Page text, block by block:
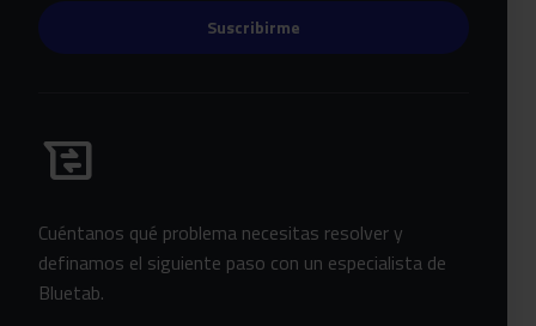
Suscribirme
business_messages
Habla con Bluetab
Cuéntanos qué problema necesitas resolver y
definamos el siguiente paso con un especialista de
Bluetab.